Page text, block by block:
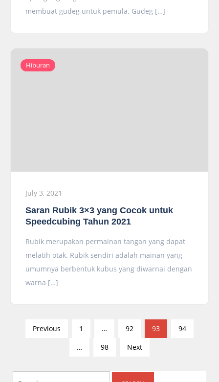
membuat gudeg untuk pemula. Gudeg […]
Hiburan
July 3, 2021
Saran Rubik 3×3 yang Cocok untuk
Speedcubing Tahun 2021
Rubik merupakan permainan tangan yang dapat
melatih otak. Rubik sendiri adalah mainan yang
umumnya berbentuk kubus yang diwarnai dengan
warna […]
Previous 1 … 92 93
94
…
98 Next